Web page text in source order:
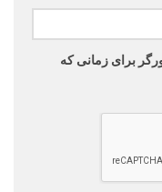
برای زمانی که